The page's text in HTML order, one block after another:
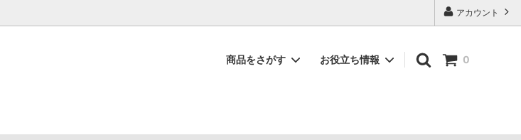
アカウント
0
商品をさがす
グッドデザイン賞で選ぶ 蔵出しアウトレット
お役立ち情報
NDstyle.製品の品番の確認方法 ご希望の張地色がSOLD OUTの場合